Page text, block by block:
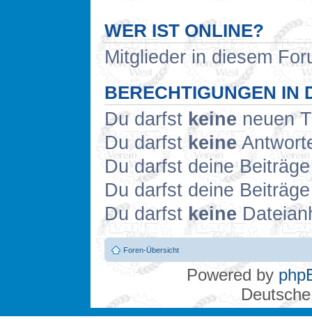
WER IST ONLINE?
Mitglieder in diesem
BERECHTIGUNGEN IN
Du darfst keine neuen
Du darfstkeine
Du darfst deine
Du darfst deine
Du darfst keine
Foren-Übersicht
Powered by